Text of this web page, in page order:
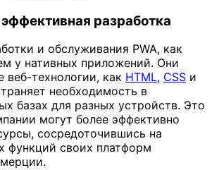
разработка
и обслуживания PWA, как
у нативных приложений. Они
веб-технологии, как HTML, CSS и
необходимость в
базах для разных устройств. Это
могут более эффективно
сосредоточившись на
функций своих платформ